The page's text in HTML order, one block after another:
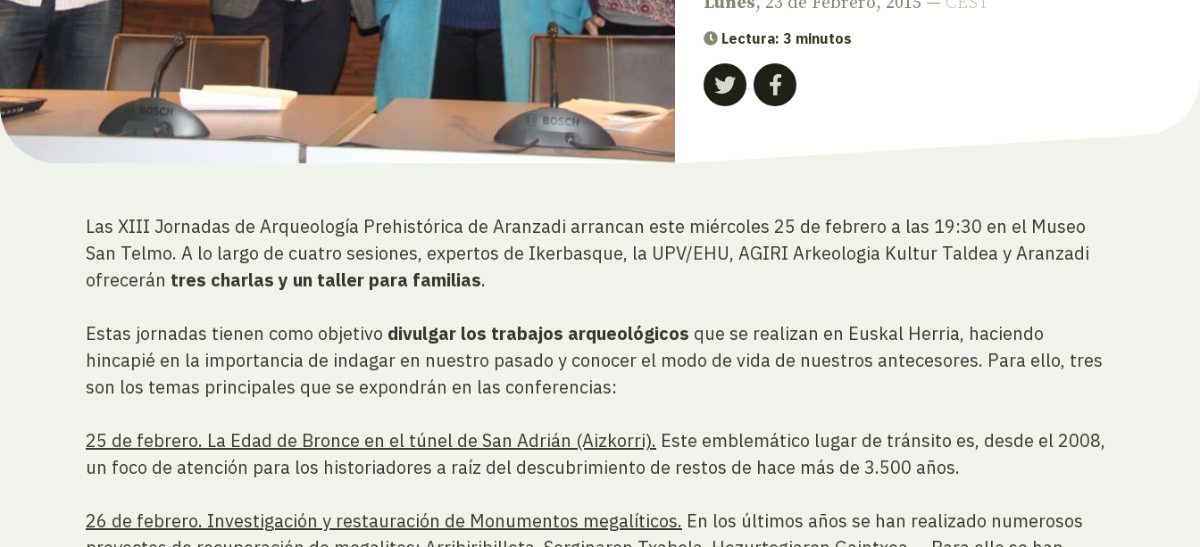
Lectura: 3 minutos
Las XIII Jornadas de Arqueología Prehistórica de Aranzadi arrancan este miércoles 25 de febrero a las 19:30 en el Museo
San Telmo. A lo largo de cuatro sesiones, expertos de Ikerbasque, la UPV/EHU, AGIRI Arkeologia Kultur Taldea y Aranzadi
ofrecerán tres charlas y un taller para familias.
Estas jornadas tienen como objetivo divulgar los trabajos arqueológicos que se realizan en Euskal Herria, haciendo
hincapié en la importancia de indagar en nuestro pasado y conocer el modo de vida de nuestros antecesores. Para ello, tres
son los temas principales que se expondrán en las conferencias:
25 de febrero. La Edad de Bronce en el túnel de San Adrián (Aizkorri). Este emblemático lugar de tránsito es, desde el 2008,
un foco de atención para los historiadores a raíz del descubrimiento de restos de hace más de 3.500 años.
26 de febrero. Investigación y restauración de Monumentos megalíticos. En los últimos años se han realizado numerosos